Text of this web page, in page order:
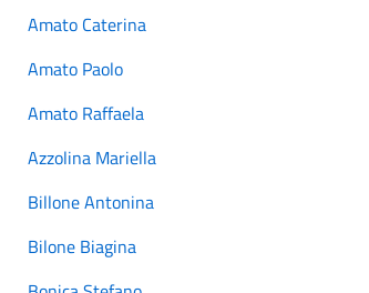
Amato Caterina
Amato Paolo
Amato Raffaela
Azzolina Mariella
Billone Antonina
Bilone Biagina